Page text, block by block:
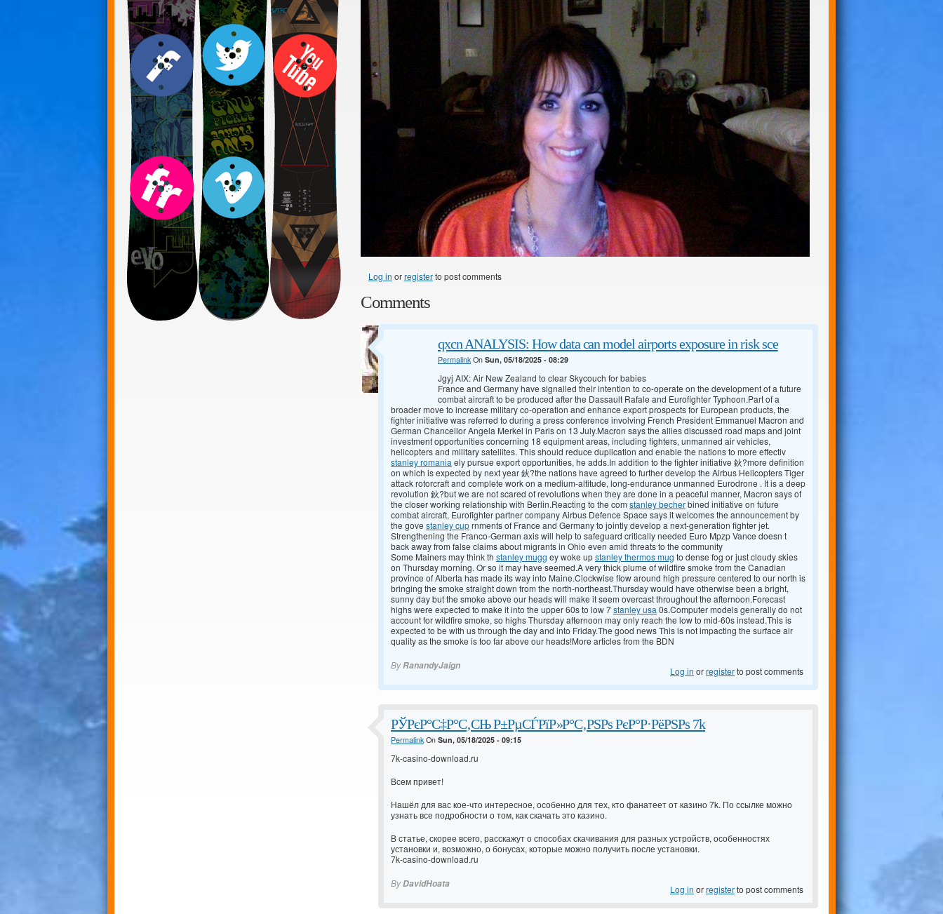
Log in orregisterto post comments
Comments
qxcn ANALYSIS: How data can model airports exposure in risk sce
PermalinkOn Sun, 05/18/2025 - 08:29
Jgyj AIX: Air New Zealand to clear Skycouch for babies
France and Germany have signalled their intention to co-operate on the development of a future
combat aircraft to be produced after the Dassault Rafale and Eurofighter Typhoon.Part of a
broader move to increase military co-operation and enhance export prospects for European products, the
fighter initiative was referred to during a press conference involving French President Emmanuel Macron and
German Chancellor Angela Merkel in Paris on 13 July.Macron says the allies discussed road maps and joint
investment opportunities concerning 18 equipment areas, including fighters, unmanned air vehicles,
helicopters and military satellites. This should reduce duplication and enable the nations to more effectiv
stanley romania ely pursue export opportunities, he adds.In addition to the fighter initiative 鈥?more definition
on which is expected by next year 鈥?the nations have agreed to further develop the Airbus Helicopters Tiger
attack rotorcraft and complete work on a medium-altitude, long-endurance unmanned Eurodrone . It is a deep
revolution 鈥?but we are not scared of revolutions when they are done in a peaceful manner, Macron says of
the closer working relationship with Berlin.Reacting to the com stanley becherbined initiative on future
combat aircraft, Eurofighter partner company Airbus Defence Space says it welcomes the announcement by
the gove stanley cuprnments of France and Germany to jointly develop a next-generation fighter jet.
Strengthening the Franco-German axis will help to safeguard critically needed Euro Mpzp Vance doesn t
back away from false claims about migrants in Ohio even amid threats to the community
Some Mainers may think th stanley mugg ey woke upstanley thermos mug to dense fog or just cloudy skies
on Thursday morning. Or so it may have seemed.A very thick plume of wildfire smoke from the Canadian
province of Alberta has made its way into Maine.Clockwise flow around high pressure centered to our north is
bringing the smoke straight down from the north-northeast.Thursday would have otherwise been a bright,
sunny day but the smoke above our heads will make it seem overcast throughout the afternoon.Forecast
highs were expected to make it into the upper 60s to low 7stanley usa 0s.Computer models generally do not
account for wildfire smoke, so highs Thursday afternoon may only reach the low to mid-60s instead.This is
expected to be with us through the day and into Friday.The good news This is not impacting the surface air
quality as the smoke is too far above our heads!More articles from the BDN
ByRanandyJaign Log in orregisterto post comments
РЎРєР°С‡Р°С‚СЊ Р±РµСЃРїР»Р°С‚РЅРѕ РєР°Р·РёРЅРѕ 7k
PermalinkOn Sun, 05/18/2025 - 09:15
7k-casino-download.ru
Всем привет!
Нашёл для вас кое-что интересное, особенно для тех, кто фанатеет от казино 7k. По ссылке можно
узнать все подробности о том, как скачать это казино.
В статье, скорее всего, расскажут о способах скачивания для разных устройств, особенностях
установки и, возможно, о бонусах, которые можно получить после установки.
7k-casino-download.ru
ByDavidHoata Log in orregisterto post comments